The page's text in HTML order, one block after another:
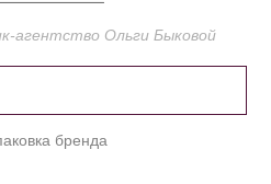
агентство Ольги Быковой
бренда